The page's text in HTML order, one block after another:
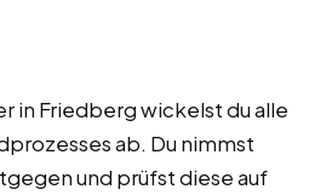
in Friedberg wickelst du alle
ab. Du nimmst
und prüfst diese auf